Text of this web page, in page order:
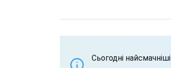
Сьогодні